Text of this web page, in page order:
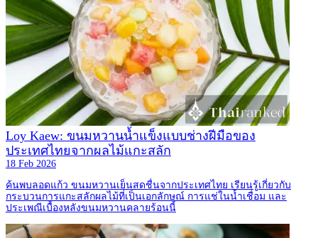
Loy Kaew: ขนมหวานน้ำแข็งแบบช่างฝีมือของ
ประเทศไทยจากผลไม้แกะสลัก
18 Feb 2026
ค้นพบลอดแก้ว ขนมหวานเย็นสดชื่นจากประเทศไทย เรียนรู้เกี่ยวกับ
กระบวนการแกะสลักผลไม้ที่เป็นเอกลักษณ์ การแช่ในน้ำเชื่อม และ
ประเพณีเบื้องหลังขนมหวานคลายร้อนนี้